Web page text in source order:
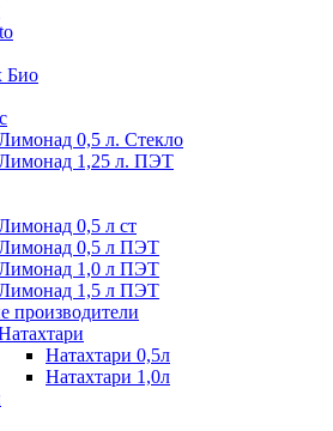
Био
0,5 л. Стекло
1,25 л. ПЭТ
0,5 л ст
0,5 л ПЭТ
1,0 л ПЭТ
1,5 л ПЭТ
производители
Натахтари 0,5л
Натахтари 1,0л